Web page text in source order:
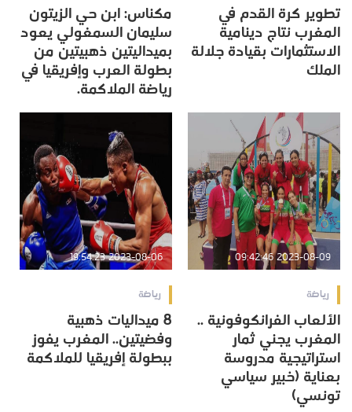
تطوير كرة القدم في
المغرب نتاج دينامية
الاستثمارات بقيادة جلالة
الملك
مكناس: ابن حي الزيتون
سليمان السمغولي يعود
بميداليتين ذهبيتين من
بطولة العرب وإفريقيا في
رياضة الملاكمة.
2023-08-09 09:42:46
رياضة
الألعاب الفرانكوفونية ..
المغرب يجني ثمار
استراتيجية مدروسة
بعناية (خبير سياسي
تونسي)
2023-08-06 19:54:23
رياضة
8 ميداليات ذهبية
وفضيتين.. المغرب يفوز
ببطولة إفريقيا للملاكمة